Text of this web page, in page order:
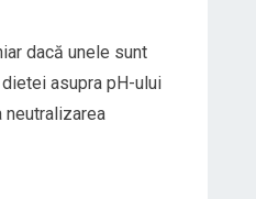
dacă unele sunt
asupra pH-ului
neutralizarea